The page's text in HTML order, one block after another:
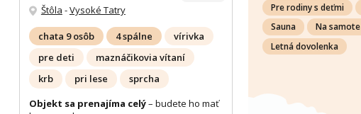
Štôla -Vysoké Tatry
chata 9 osôb 4 spálne
vírivka
pre deti
maznáčikovia vítaní
krb
pri lese
sprcha
Objekt sa prenajíma celý– budete ho mať
Pre rodiny s deťmi
Sauna
Na samote
Letná dovolenka